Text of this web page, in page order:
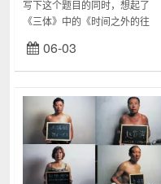
写下这个题目的同时，想起了
《三体》中的《时间之外的往
内，怕才是最清楚明了的。内容
其实是在某微信群里的委婉的回
06-03